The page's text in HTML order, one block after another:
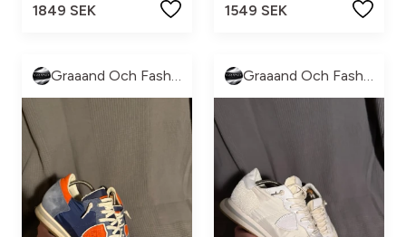
1849 SEK
1549 SEK
Graaand Och Fashion Graaand Och Fashion